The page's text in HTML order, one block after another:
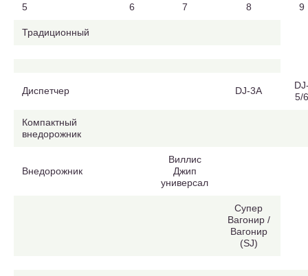
5 6 7 8 9
Традиционный
Диспетчер DJ-3A
5/6
Компактный
внедорожник
Внедорожник
Виллис
Джип
универсал
Супер
Вагонир /
Вагонир
(SJ)